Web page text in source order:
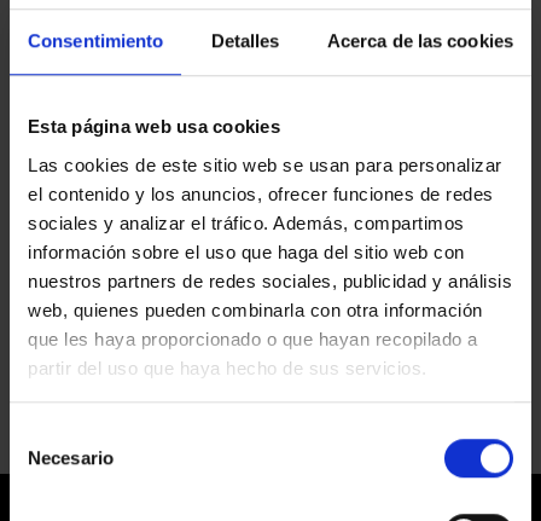
Consentimiento Detalles Acerca de las cookies
Esta página web usa cookies
Las cookies de este sitio web se usan para personalizar
el contenido y los anuncios, ofrecer funciones de redes
sociales y analizar el tráfico. Además, compartimos
información sobre el uso que haga del sitio web con
nuestros partners de redes sociales, publicidad y análisis
web, quienes pueden combinarla con otra información
que les haya proporcionado o que hayan recopilado a
partir del uso que haya hecho de sus servicios.
Necesario